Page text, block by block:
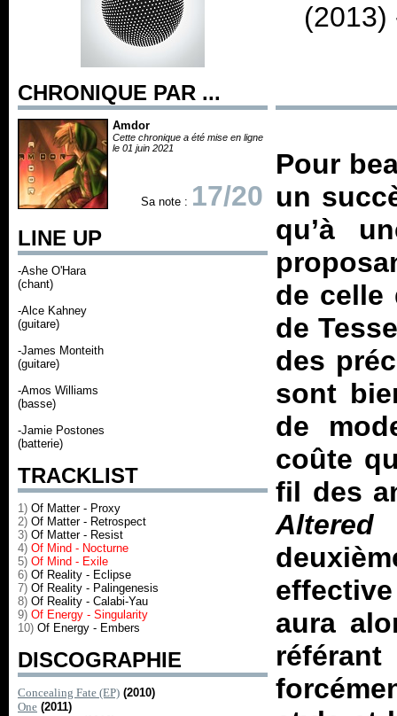
CHRONIQUE PAR ...
Amdor
Cette chronique a été mise en ligne
le 01 juin 2021
Sa note : 17/20
LINE UP
-Ashe O'Hara
(chant)
-Alce Kahney
(guitare)
-James Monteith
(guitare)
-Amos Williams
(basse)
-Jamie Postones
(batterie)
TRACKLIST
1) Of Matter - Proxy
2) Of Matter - Retrospect
3) Of Matter - Resist
4) Of Mind - Nocturne
5) Of Mind - Exile
6) Of Reality - Eclipse
7) Of Reality - Palingenesis
8) Of Reality - Calabi-Yau
9) Of Energy - Singularity
10) Of Energy - Embers
DISCOGRAPHIE
Concealing Fate (EP) (2010)
One (2011)
Pour
un
qu’à
de celle
de
des
sont
de
coûte
fil des
Altered
aura